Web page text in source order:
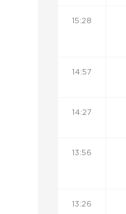
15:28
14:57
14:27
13:56
13:26